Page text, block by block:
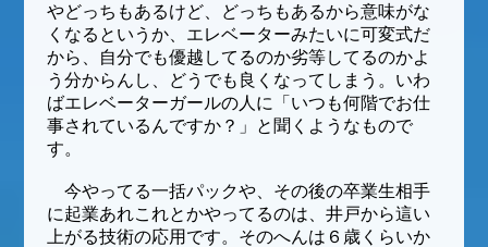
やどっちもあるけど、どっちもあるから意味がな
くなるというか、エレベーターみたいに可変式だ
から、自分でも優越してるのか劣等してるのかよ
う分からんし、どうでも良くなってしまう。いわ
ばエレベーターガールの人に「いつも何階でお仕
事されているんですか？」と聞くようなもので
す。
今やってる一括パックや、その後の卒業生相手
に起業あれこれとかやってるのは、井戸から這い
上がる技術の応用です。そのへんは６歳くらいか